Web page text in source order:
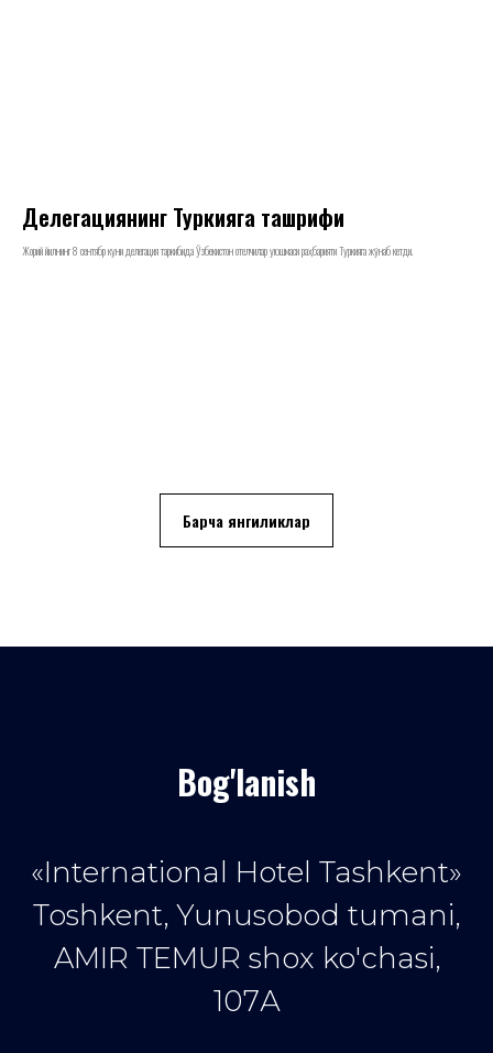
Делегациянинг Туркияга ташрифи
Жорий йилнинг 8 сентябр куни делегация таркибида Ўзбекистон отелчилар уюшмаси раҳбарияти Туркияга жўнаб кетди.
Барча янгиликлар
Bog'lanish
«International Hotel Tashkent»
Toshkent, Yunusobod tumani,
AMIR TEMUR shox ko'chasi,
107А